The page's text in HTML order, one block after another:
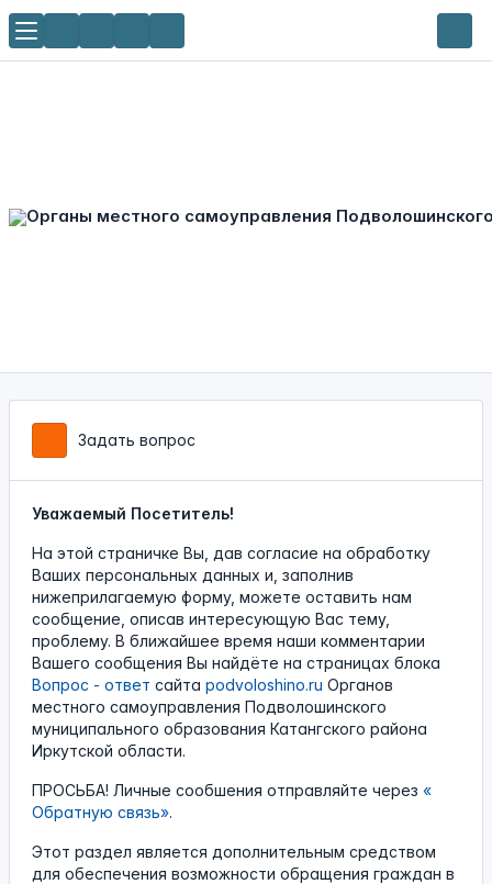
Задать вопрос
Уважаемый Посетитель!
На этой страничке Вы, дав согласие на обработку
Ваших персональных данных и, заполнив
нижеприлагаемую форму, можете оставить нам
сообщение, описав интересующую Вас тему,
проблему. В ближайшее время наши комментарии
Вашего сообщения Вы найдёте на страницах блока
Вопрос - ответ сайта podvoloshino.ru Органов
местного самоуправления Подволошинского
муниципального образования Катангского района
Иркутской области.
ПРОСЬБА! Личные сообшения отправляйте через «
Обратную связь».
Этот раздел является дополнительным средством
для обеспечения возможности обращения граждан в